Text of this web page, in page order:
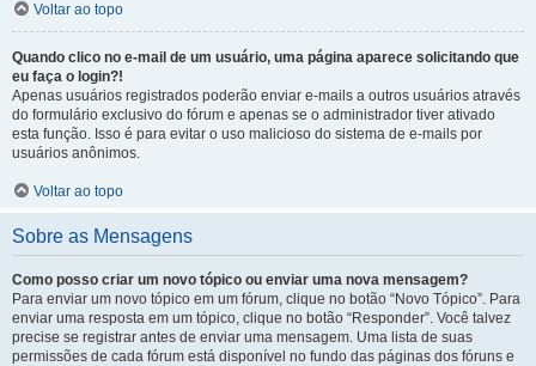
Voltar ao topo
Quando clico no e-mail de um usuário, uma página aparece solicitando que
eu faça o login?!
Apenas usuários registrados poderão enviar e-mails a outros usuários através
do formulário exclusivo do fórum e apenas se o administrador tiver ativado
esta função. Isso é para evitar o uso malicioso do sistema de e-mails por
usuários anônimos.
Voltar ao topo
Sobre as Mensagens
Como posso criar um novo tópico ou enviar uma nova mensagem?
Para enviar um novo tópico em um fórum, clique no botão “Novo Tópico”. Para
enviar uma resposta em um tópico, clique no botão “Responder”. Você talvez
precise se registrar antes de enviar uma mensagem. Uma lista de suas
permissões de cada fórum está disponível no fundo das páginas dos fóruns e